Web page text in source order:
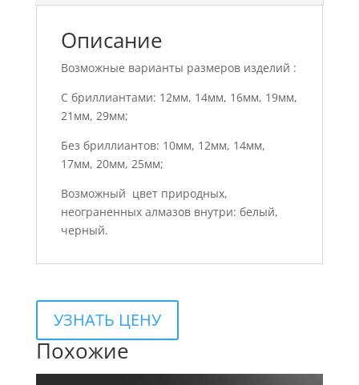
Описание
Возможные варианты размеров изделий :
С бриллиантами: 12мм, 14мм, 16мм, 19мм,
21мм, 29мм;
Без бриллиантов: 10мм, 12мм, 14мм,
17мм, 20мм, 25мм;
Возможный цвет природных,
неограненных алмазов внутри: белый,
черный.
УЗНАТЬ ЦЕНУ
Похожие